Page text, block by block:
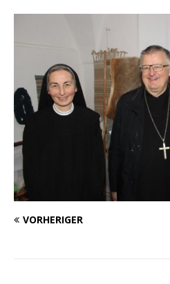
VORHERIGER